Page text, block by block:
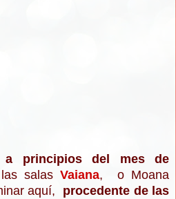
a principios del mes de
salasVaiana, o Moana
aquí, procedente de las